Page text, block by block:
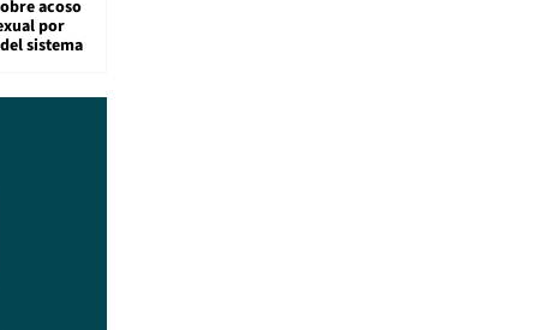
acoso
por
sistema